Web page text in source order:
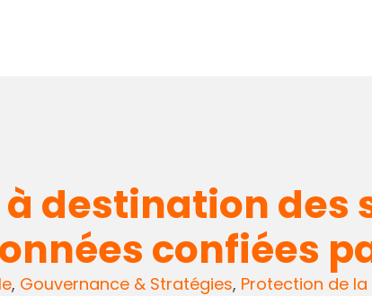
à destination
confiées
, Gouvernance & Stratégies, Protection de